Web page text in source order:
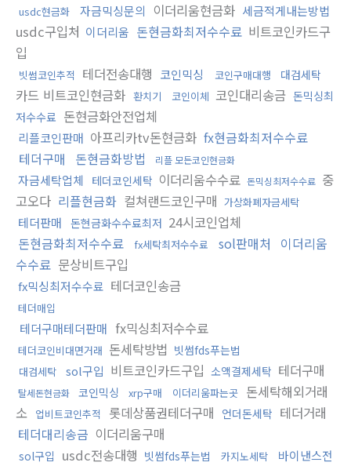
usdc현금화 자금믹싱문의 이더리움현금화 세금적게내는방법
usdc구입처 이더리움 돈현금화최저수수료 비트코인카드구
입
빗썸코인추적 테더전송대행 코인믹싱 코인구매대행 대검세탁
카드 비트코인현금화 환치기 코인이체 코인대리송금 돈믹싱최
저수수료 돈현금화안전업체
리플코인판매 아프리카tv돈현금화 fx현금화최저수수료
테더구매
돈현금화방법 리플 모든코인현금화
자금세탁업체 테더코인세탁 이더리움수수료 돈믹싱최저수수료 중
고오다 리플현금화 컬쳐랜드코인구매 가상화폐자금세탁
테더판매 돈현금화수수료최저 24시코인업체
돈현금화최저수수료
fx세탁최저수수료 sol판매처
이더리움
수수료 문상비트구입
fx믹싱최저수수료 테더코인송금
테더매입
테더구매테더판매 fx믹싱최저수수료
테더코인비대면거래 돈세탁방법 빗썸fds푸는법
대검세탁 sol구입 비트코인카드구입 소액결제세탁 테더구매
탈세돈현금화 코인믹싱 xrp구매 이더리움파는곳 돈세탁해외거래
소 업비트코인추적 롯데상품권테더구매 언더돈세탁 테더거래
테더대리송금 이더리움구매
sol구입 usdc전송대행 빗썸fds푸는법 카지노세탁
바이낸스전